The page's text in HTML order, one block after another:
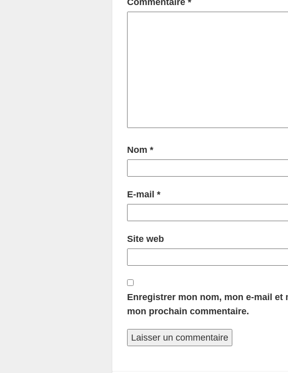
Commentaire *
Nom *
E-mail *
Site web
Enregistrer mon nom, mon e-mail
mon prochain commentaire.